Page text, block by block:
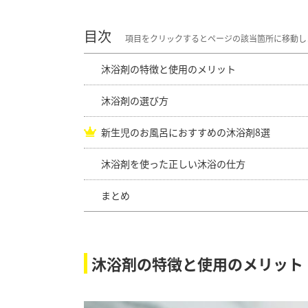
続木康伸の「知れば勇気が湧くアレルギー攻略講座」（
目次
沐浴剤の特徴と使用のメリット
沐浴剤の選び方
新生児のお風呂におすすめの沐浴剤8選
沐浴剤を使った正しい沐浴の仕方
まとめ
沐浴剤の特徴と使用のメリット